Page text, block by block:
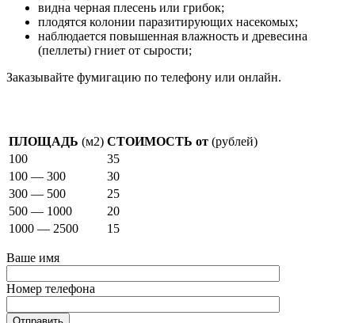
видна черная плесень или грибок;
плодятся колонии паразитирующих насекомых;
наблюдается повышенная влажность и древесина
(пеллеты) гниет от сырости;
Заказывайте фумигацию по телефону или онлайн.
ПЛОЩАДЬ (м2) СТОИМОСТЬ от (рублей)
100
35
100 — 300
30
300 — 500
25
500 — 1000
20
1000 — 2500
15
Ваше имя
Номер телефона